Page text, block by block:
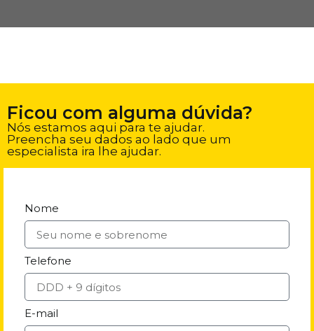
Ficou com alguma dúvida?
Nós estamos aqui para te ajudar.
Preencha seu dados ao lado que um
especialista ira lhe ajudar.
Nome
Telefone
E-mail